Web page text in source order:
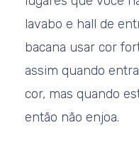
lavabo e hall de
bacana usar cor
assim quando
cor, mas quando
então não enjoa.